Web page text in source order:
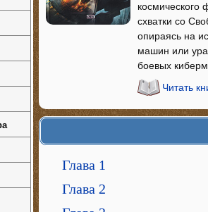
космического
схватки со
опираясь на
машин или
боевых
Читать
Глава 1
Глава 2